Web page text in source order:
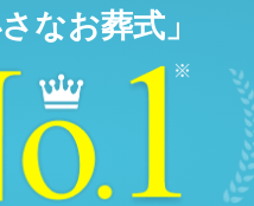
なお葬式」